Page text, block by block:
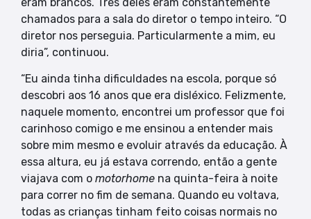
chamados para a sala do diretor o tempo inteiro. “O
diretor nos perseguia. Particularmente a mim, eu
diria”, continuou.
“Eu ainda tinha dificuldades na escola, porque só
descobri aos 16 anos que era disléxico. Felizmente,
naquele momento, encontrei um professor que foi
carinhoso comigo e me ensinou a entender mais
sobre mim mesmo e evoluir através da educação. À
essa altura, eu já estava correndo, então a gente
viajava com o motorhome na quinta-feira à noite
para correr no fim de semana. Quando eu voltava,
todas as crianças tinham feito coisas normais no